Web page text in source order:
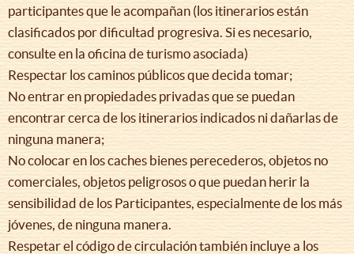
participantes que le acompañan (los itinerarios están
clasificados por dificultad progresiva. Si es necesario,
consulte en la oficina de turismo asociada)
Respectar los caminos públicos que decida tomar;
No entrar en propiedades privadas que se puedan
encontrar cerca de los itinerarios indicados ni dañarlas de
ninguna manera;
No colocar en los caches bienes perecederos, objetos no
comerciales, objetos peligrosos o que puedan herir la
sensibilidad de los Participantes, especialmente de los más
jóvenes, de ninguna manera.
Respetar el código de circulación también incluye a los